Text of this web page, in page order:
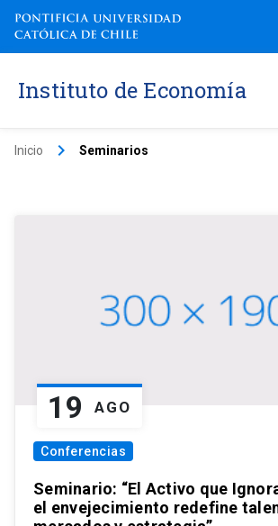
Instituto de Economía
Inicio keyboard_arrow_right Seminarios
19 AGO
Conferencias
Seminario: “El Activo que
el envejecimiento redefine